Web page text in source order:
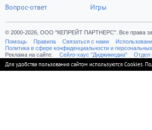
Вопрос-ответ
Игры
© 2000-2026, ООО "КЕПРЕЙТ ПАРТНЕРС". Все права
Помощь
Правила Связаться с нами
Политика в сфере конфиденциальности и
Реклама на сайте:
Cейлз-хаус "Диджимедиа" Отдел
Для удобства пользования сайтом используются Cookies.